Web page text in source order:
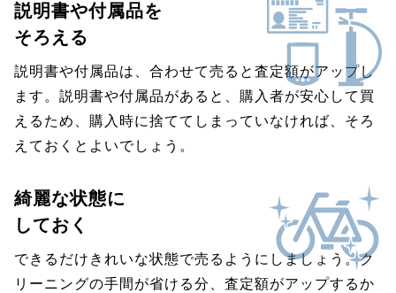
説明書や付属品を
そろえる
説明書や付属品は、合わせて売ると査定額がアップし
ます。説明書や付属品があると、購入者が安心して買
えるため、購入時に捨ててしまっていなければ、そろ
えておくとよいでしょう。
綺麗な状態に
しておく
できるだけきれいな状態で売るようにしましょう。ク
リーニングの手間が省ける分、査定額がアップするか